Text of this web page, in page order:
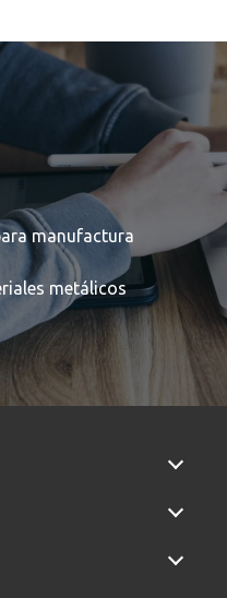
manufactura
metálicos